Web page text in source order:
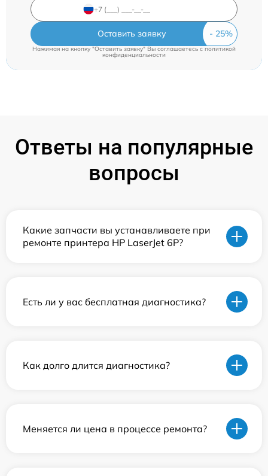
Оставить заявку
Нажимая на кнопку "Оставить заявку" Вы соглашаетесь c политикой
конфиденциальности
Ответы на популярные
вопросы
Какие запчасти вы устанавливаете при
ремонте принтера HP LaserJet 6P?
Есть ли у вас бесплатная диагностика?
Как долго длится диагностика?
Меняется ли цена в процессе ремонта?